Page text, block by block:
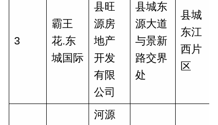
3
霸王
花.东
城国际
县旺
源房
地产
开发
有限
公司
县城东
源大道
与景新
路交界
处
县城
东江
西片
区
河源